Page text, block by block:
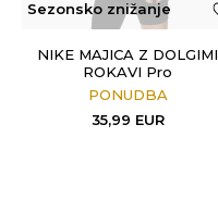
Sezonsko znižanje
NIKE MAJICA Z DOLGIMI
ROKAVI Pro
PONUDBA
35,99 EUR